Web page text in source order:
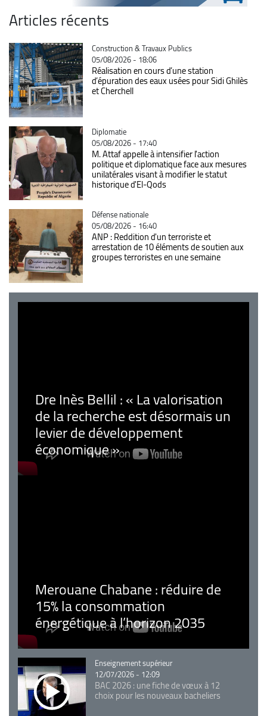
Articles récents
Catégorie
Construction & Travaux Publics
05/08/2026 - 18:06
Réalisation en cours d’une station
d’épuration des eaux usées pour Sidi Ghilès
et Cherchell
Catégorie
Diplomatie
05/08/2026 - 17:40
M. Attaf appelle à intensifier l'action
politique et diplomatique face aux mesures
unilatérales visant à modifier le statut
historique d'El-Qods
Catégorie
Défense nationale
05/08/2026 - 16:40
ANP : Reddition d'un terroriste et
arrestation de 10 éléments de soutien aux
groupes terroristes en une semaine
Dre Inès Bellil : « La valorisation
de la recherche est désormais un
levier de développement
économique »
Merouane Chabane : réduire de
15% la consommation
énergétique à l’horizon 2035
Catégorie
Enseignement supérieur
12/07/2026 - 12:09
BAC 2026 : une fiche de vœux à 12
choix pour les nouveaux bacheliers